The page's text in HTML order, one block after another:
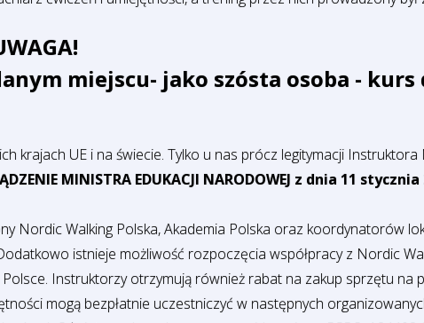
miejscu- jako szósta osoba -
krajach UE i na świecie. Tylko u nas prócz legitymacji
MINISTRA EDUKACJI NARODOWEJ z dnia 11
Walking Polska, Akademia Polska oraz koordynatorów
istnieje możliwość rozpoczęcia współpracy z Nordic
Instruktorzy otrzymują również rabat na zakup sprzętu na
mogą bezpłatnie uczestniczyć w następnych